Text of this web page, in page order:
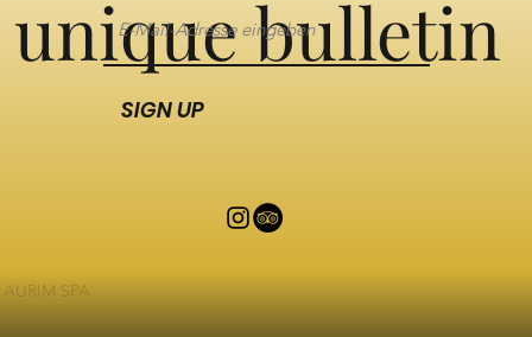
unique bulletin
AURIM SPA
SIGN UP